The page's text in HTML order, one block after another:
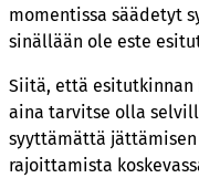
momentissa säädetyt
sinällään ole este
Siitä, että esitutkinnan
aina tarvitse olla
syyttämättä
rajoittamista